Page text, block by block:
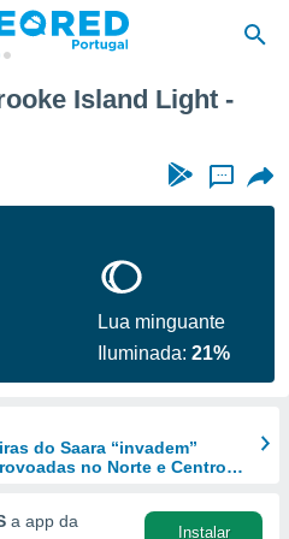
Island Light -
...
Lua minguante
Iluminada:21%
do Saara “invadem”
no Norte e Centro
a app da
Instalar